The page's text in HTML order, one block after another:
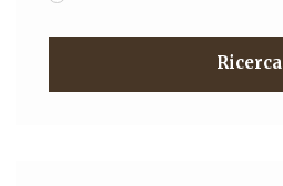
Ricerca